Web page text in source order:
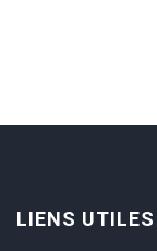
LIENS UTILES